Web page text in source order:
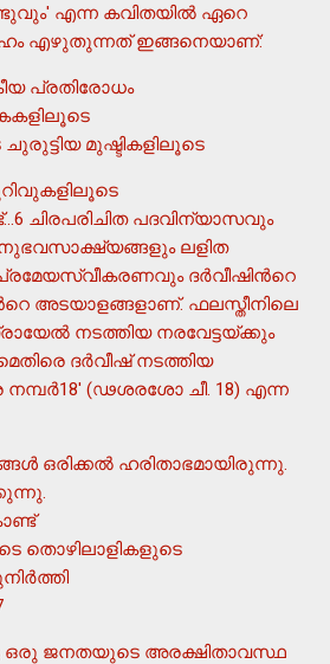
എന്ന കവിതയില്‍ ഏറെ
എഴുതുന്നത് ഇങ്ങനെയാണ്:
പ്രതിരോധം
മുഷ്ടികളിലൂടെ
ചിരപരിചിത പദവിന്യാസവും
ലളിത
ദര്‍വീഷിന്‍റെ
അടയാളങ്ങളാണ്. ഫലസ്തീനിലെ
നടത്തിയ നരവേട്ടയ്ക്കും
ദര്‍വീഷ് നടത്തിയ
(ഢശരശോ ചീ. 18) എന്ന
ഒരിക്കല്‍ ഹരിതാഭമായിരുന്നു.
തൊഴിലാളികളുടെ
ഒരു ജനതയുടെ അരക്ഷിതാവസ്ഥ